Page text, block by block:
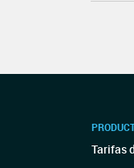
Tarifas